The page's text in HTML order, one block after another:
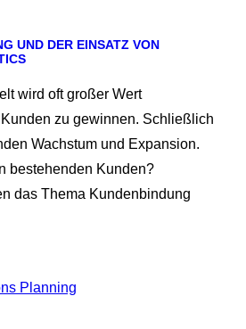
UND DER EINSATZ VON
wird oft großer Wert
zu gewinnen. Schließlich
Wachstum und Expansion.
bestehenden Kunden?
das Thema Kundenbindung